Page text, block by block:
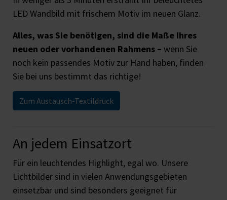
LED Wandbild mit frischem Motiv im neuen Glanz.
Alles, was Sie benötigen, sind die Maße Ihres
neuen oder vorhandenen Rahmens – wenn Sie
noch kein passendes Motiv zur Hand haben, finden
Sie bei uns bestimmt das richtige!
Zum Austausch-Textildruck
An jedem Einsatzort
Für ein leuchtendes Highlight, egal wo. Unsere
Lichtbilder sind in vielen Anwendungsgebieten
einsetzbar und sind besonders geeignet für